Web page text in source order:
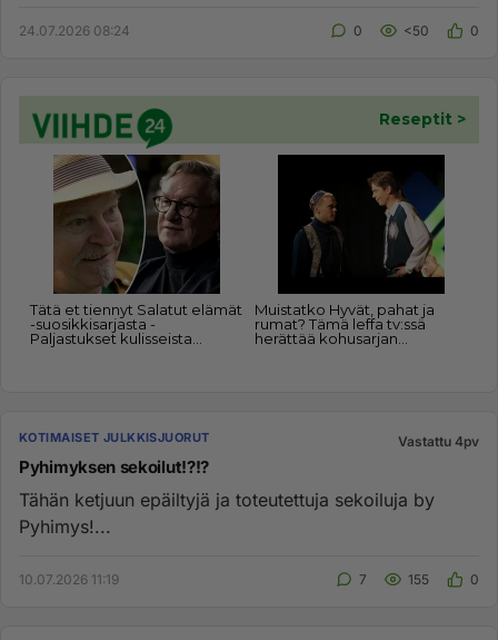
24.07.2026 08:24 0 <50 0
KOTIMAISET JULKKISJUORUT Vastattu 4pv
Pyhimyksen sekoilut!?!?
Tähän ketjuun epäiltyjä ja toteutettuja sekoiluja by
Pyhimys!...
10.07.2026 11:19 7 155 0